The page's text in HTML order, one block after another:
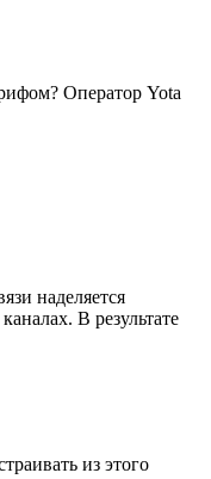
Оператор Yota
наделяется
В результате
из этого